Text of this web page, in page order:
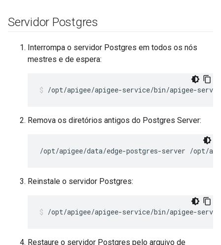
Servidor Postgres
Interrompa o servidor Postgres em todos os nós
mestres e de espera:
/opt/apigee/apigee-service/bin/apigee-
Remova os diretórios antigos do Postgres Server:
/opt/apigee/data/edge-postgres-server /opt/
Reinstale o servidor Postgres:
/opt/apigee/apigee-service/bin/apigee-
Restaure o servidor Postgres pelo arquivo de